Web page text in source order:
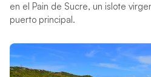
en el Pain de Sucre, un islote
puerto principal.